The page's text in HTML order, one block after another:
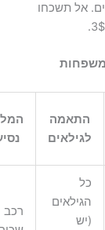
תשכחו
המלצת
נסיעה